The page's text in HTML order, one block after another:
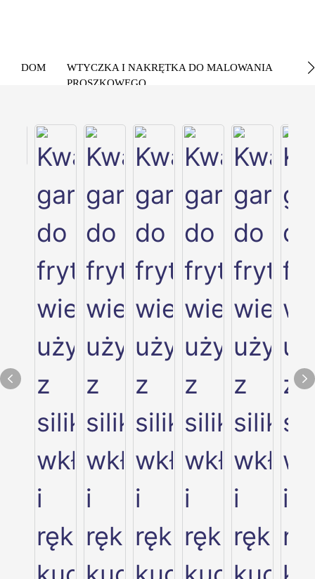
DOM
WTYCZKA I NAKRĘTKA DO MALOWANIA
PROSZKOWEGO